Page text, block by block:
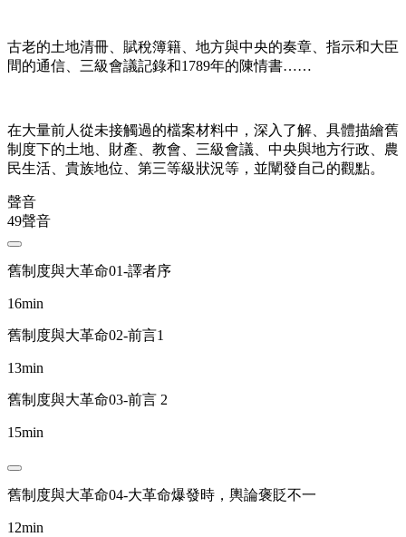
古老的土地清冊、賦稅簿籍、地方與中央的奏章、指示和大臣
間的通信、三級會議記錄和1789年的陳情書……
在大量前人從未接觸過的檔案材料中，深入了解、具體描繪舊
制度下的土地、財產、教會、三級會議、中央與地方行政、農
民生活、貴族地位、第三等級狀況等，並闡發自己的觀點。
聲音
49聲音
舊制度與大革命01-譯者序
16min
舊制度與大革命02-前言1
13min
舊制度與大革命03-前言 2
15min
舊制度與大革命04-大革命爆發時，輿論褒貶不一
12min